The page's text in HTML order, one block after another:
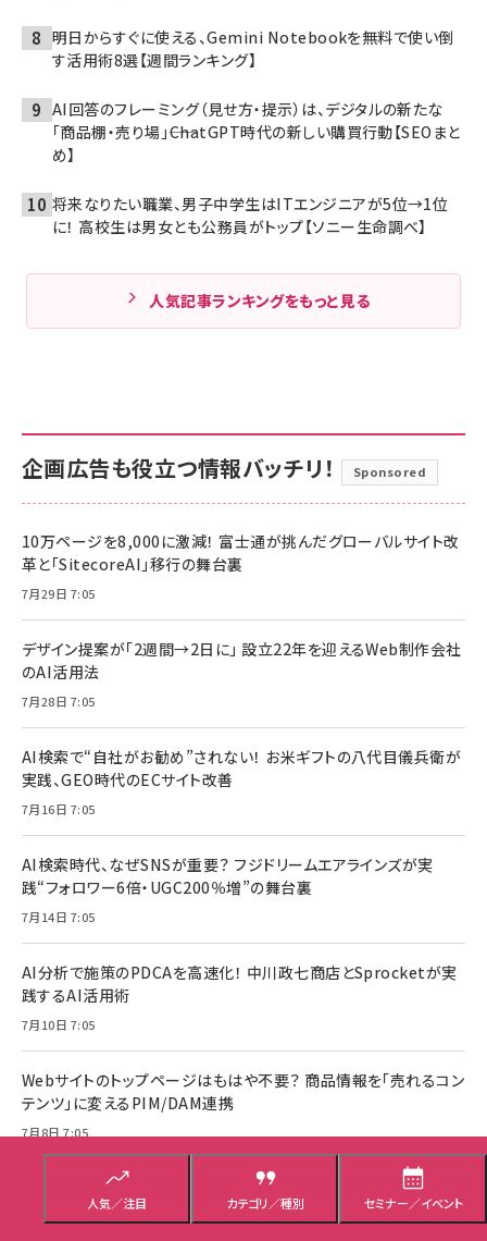
人気／注目 カテゴリ／種別 セミナー／イベント
明日からすぐに使える、Gemini Notebookを無料で使い倒
す活用術8選【週間ランキング】
AI回答のフレーミング（見せ方・提示）は、デジタルの新たな
「商品棚・売り場」――ChatGPT時代の新しい購買行動【SEOまと
め】
将来なりたい職業、男子中学生はITエンジニアが5位→1位
に！ 高校生は男女とも公務員がトップ【ソニー生命調べ】
人気記事ランキングをもっと見る
企画広告も役立つ情報バッチリ！ Sponsored
10万ページを8,000に激減！ 富士通が挑んだグローバルサイト改
革と「SitecoreAI」移行の舞台裏
7月29日 7:05
デザイン提案が「2週間→2日に」 設立22年を迎えるWeb制作会社
のAI活用法
7月28日 7:05
AI検索で“自社がお勧め”されない！ お米ギフトの八代目儀兵衛が
実践、GEO時代のECサイト改善
7月16日 7:05
AI検索時代、なぜSNSが重要？ フジドリームエアラインズが実
践“フォロワー6倍・UGC200％増”の舞台裏
7月14日 7:05
AI分析で施策のPDCAを高速化！ 中川政七商店とSprocketが実
践するAI活用術
7月10日 7:05
Webサイトのトップページはもはや不要？ 商品情報を「売れるコン
テンツ」に変えるPIM/DAM連携
7月8日 7:05
ECビジネスに有効！ リピート促進や顧客満足度向上に直結する
「LINE通知メッセージ」とは？